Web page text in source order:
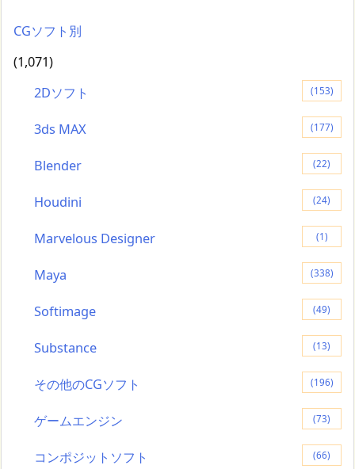
CGソフト別
(1,071)
2Dソフト
(153)
3ds MAX (177)
Blender (22)
Houdini (24)
Marvelous Designer (1)
Maya (338)
Softimage (49)
Substance (13)
その他のCGソフト (196)
ゲームエンジン (73)
コンポジットソフト (66)